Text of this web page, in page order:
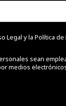
Legal y la Política de
sean
medios